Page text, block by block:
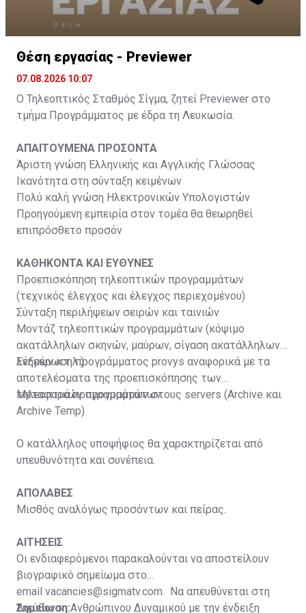
Θέση εργασίας - Previewer
07.08.2026 10:07
Ο Τηλεοπτικός Σταθμός Σίγμα, ζητεί Previewer στο
τμήμα Προγράμματος με έδρα τη Λευκωσία.
ΑΠΑΙΤΟΥΜΕΝΑ ΠΡΟΣΟΝΤΑ
Άριστη γνώση Ελληνικής και Αγγλικής Γλώσσας
Ικανότητα στη σύνταξη κειμένων
Πολύ καλή γνώση Ηλεκτρονικών Υπολογιστών
Προηγούμενη εμπειρία στον τομέα θα θεωρηθεί
επιπρόσθετο προσόν
ΚΑΘΗΚΟΝΤΑ ΚΑΙ ΕΥΘΥΝΕΣ
Προεπισκόπηση τηλεοπτικών προγραμμάτων
(τεχνικός έλεγχος και έλεγχος περιεχομένου)
Σύνταξη περιλήψεων σειρών και ταινιών
Μοντάζ τηλεοπτικών προγραμμάτων (κόψιμο
ακατάλληλων σκηνών, μαύρων, σίγαση ακατάλληλων
λέξεων κ.τ.λ.)
Ενημέρωση προγράμματος provys αναφορικά με τα
αποτελέσματα της προεπισκόπησης των
τηλεοπτικών προγραμμάτων
Μεταφορά προγραμμάτων στους servers (Archive και
Archive Temp)
Ο κατάλληλος υποψήφιος θα χαρακτηρίζεται από
υπευθυνότητα και συνέπεια.
ΑΠΟΛΑΒΕΣ
Μισθός αναλόγως προσόντων και πείρας.
ΑΙΤΗΣΕΙΣ
Οι ενδιαφερόμενοι παρακαλούνται να αποστείλουν
βιογραφικό σημείωμα στο
email vacancies@sigmatv.com. Να απευθύνεται στη
Διεύθυνση Ανθρώπινου Δυναμικού με την ένδειξη
Σημείωση: